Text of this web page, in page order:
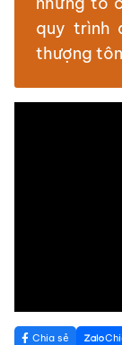
quy trình
thượng
Chia sẻ